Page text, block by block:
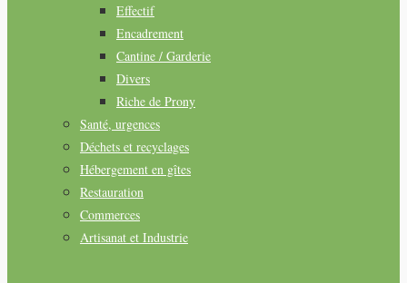
Effectif
Encadrement
Cantine / Garderie
Divers
Riche de Prony
Santé, urgences
Déchets et recyclages
Hébergement en gîtes
Restauration
Commerces
Artisanat et Industrie